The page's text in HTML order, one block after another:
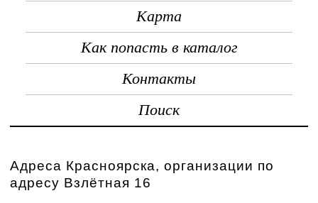
Карта
Как попасть в каталог
Контакты
Поиск
Адреса Красноярска, организации по
адресу Взлётная 16